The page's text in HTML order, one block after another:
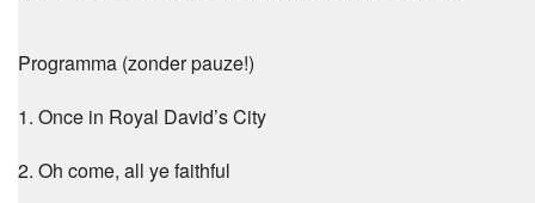
Programma (zonder pauze!)
1. Once in Royal David’s City
2. Oh come, all ye faithful